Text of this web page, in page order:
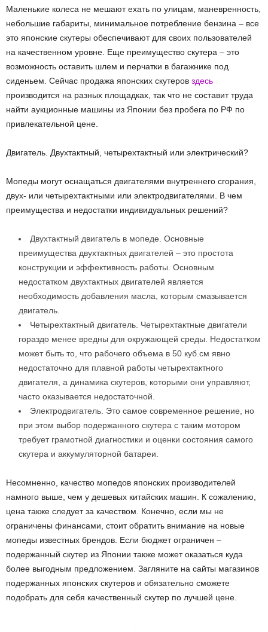
Маленькие колеса не мешают ехать по улицам, маневренность,
небольшие габариты, минимальное потребление бензина – все
это японские скутеры обеспечивают для своих пользователей
на качественном уровне. Еще преимущество скутера – это
возможность оставить шлем и перчатки в багажнике под
сиденьем. Сейчас продажа японских скутеров здесь
производится на разных площадках, так что не составит труда
найти аукционные машины из Японии без пробега по РФ по
привлекательной цене.
Двигатель. Двухтактный, четырехтактный или электрический?
Мопеды могут оснащаться двигателями внутреннего сгорания,
двух- или четырехтактными или электродвигателями. В чем
преимущества и недостатки индивидуальных решений?
Двухтактный двигатель в мопеде. Основные
преимущества двухтактных двигателей – это простота
конструкции и эффективность работы. Основным
недостатком двухтактных двигателей является
необходимость добавления масла, которым смазывается
двигатель.
Четырехтактный двигатель. Четырехтактные двигатели
гораздо менее вредны для окружающей среды. Недостатком
может быть то, что рабочего объема в 50 куб.см явно
недостаточно для плавной работы четырехтактного
двигателя, а динамика скутеров, которыми они управляют,
часто оказывается недостаточной.
Электродвигатель. Это самое современное решение, но
при этом выбор подержанного скутера с таким мотором
требует грамотной диагностики и оценки состояния самого
скутера и аккумуляторной батареи.
Несомненно, качество мопедов японских производителей
намного выше, чем у дешевых китайских машин. К сожалению,
цена также следует за качеством. Конечно, если мы не
ограничены финансами, стоит обратить внимание на новые
мопеды известных брендов. Если бюджет ограничен –
подержанный скутер из Японии также может оказаться куда
более выгодным предложением. Загляните на сайты магазинов
подержанных японских скутеров и обязательно сможете
подобрать для себя качественный скутер по лучшей цене.